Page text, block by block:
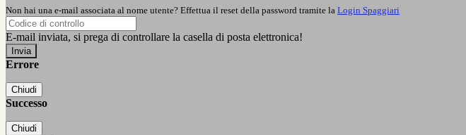
Non hai una e-mail associata al nome utente? Effettua il reset della password tramite la Login Spaggiari
E-mail inviata, si prega di controllare la casella di posta elettronica!
Errore
Chiudi
Successo
Chiudi